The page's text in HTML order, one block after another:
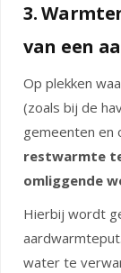
3.
van een
Op plekken
(zoals bij de
gemeenten en
restwarmte
omliggende
Hierbij wordt
water te